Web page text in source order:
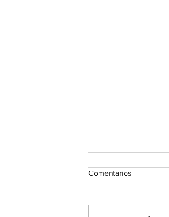
Comentarios